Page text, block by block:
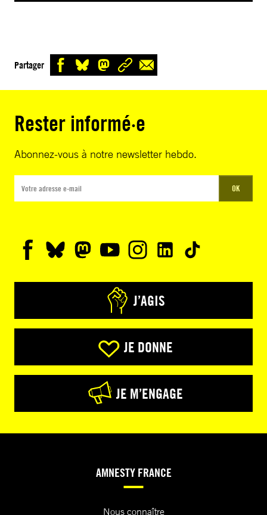
Partager
Rester informé·e
Abonnez-vous à notre newsletter hebdo.
OK
J’AGIS
JE DONNE
JE M’ENGAGE
AMNESTY FRANCE
Nous connaître